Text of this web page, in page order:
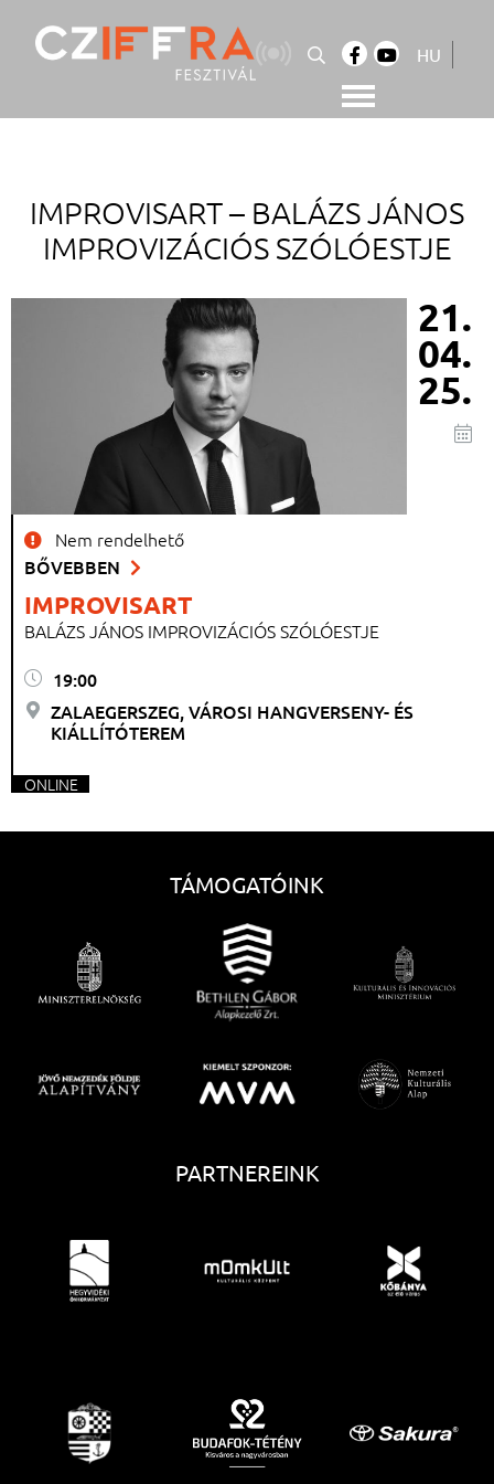
content
HU
IMPROVISART – BALÁZS JÁNOS
IMPROVIZÁCIÓS SZÓLÓESTJE
21.
04.
25.
IMPROVISART
BALÁZS JÁNOS IMPROVIZÁCIÓS SZÓLÓESTJE
19:00
ZALAEGERSZEG, VÁROSI HANGVERSENY- ÉS
KIÁLLÍTÓTEREM
ONLINE
Nem rendelhető
BŐVEBBEN
TÁMOGATÓINK
PARTNEREINK